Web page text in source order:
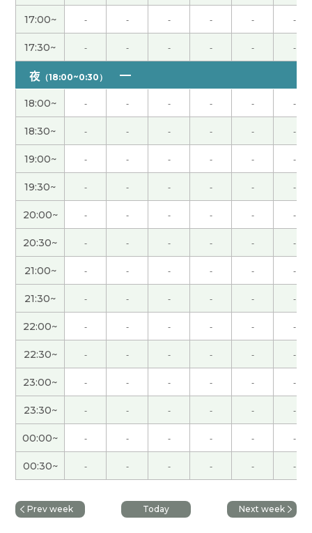
先生、今日もありがとうございました。今日は先
生とHSK４級のテキストをやりました。語句の並
べ替え問題のやり方が分からなかったので、そのコ
ツを教えてもらいました。いつもわかりやすいで
す。ありがとうございます。来週もよろしくおねが
いします。( 40代 女性 )
謝謝！( 40代 女性 )
謝謝！ ( 40代 女性 )
謝謝！( 40代 女性 )
真是好久不见了。 我很高兴能再次见到老师。 这节
课也很有意思，谢谢您。 请再聊吧！( 50代 男性 )
今日も先生とフリートークできて楽しかったです。
長沙ぜひ行ってみたいですね。中国の水は相変わら
ず安いんですね。またお話しましょー！
很高兴认识老师 老师分享给我的话题都很有意思 期
待下次再见！
先生、今日もありがとうございました。先生との
レッスンを３００回くらいして、ようやく汉语会法
301の上下の２冊が終わりました。このテキストを
して、下巻に入ったときは最後のページを見て、と
17:00~ - - - - - -
17:30~ - - - - - -
夜 （18:00~0:30）
18:00~ - - - - - -
18:30~ - - - - - -
19:00~ - - - - - -
19:30~ - - - - - -
20:00~ - - - - - -
20:30~ - - - - - -
21:00~ - - - - - -
21:30~ - - - - - -
22:00~ - - - - - -
22:30~ - - - - - -
23:00~ - - - - - -
23:30~ - - - - - -
00:00~ - - - - - -
00:30~ - - - - - -
Prev week Today Next week